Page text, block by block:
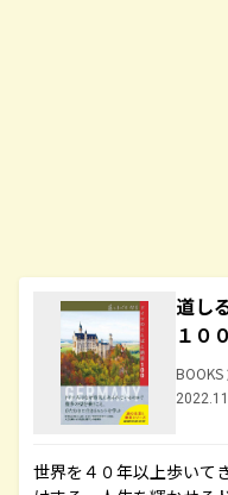
道し
１００
世界を４０年以上歩いて